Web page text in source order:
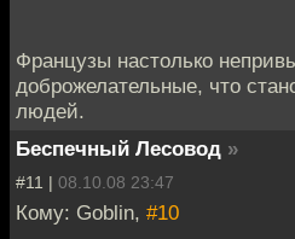
Французы настолько
доброжелательные, что
людей.
Беспечный Лесовод »
#11 | 08.10.08 23:47
Кому: Goblin, #10